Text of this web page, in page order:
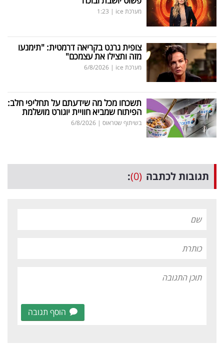
מערכת ice |
1:23
צופית גרנט בקריאה דרמטית: "תימנעו
מזה ותצילו את עצמכם"
מערכת ice |
6/8/2026
תשכחו מכל מה שידעתם על תחליפי חלב:
הפיתוח שמביא חוויית יוגורט מושלמת
בשיתוף שטראוס |
6/8/2026
תגובות לכתבה (0)
:
הוסף תגובה